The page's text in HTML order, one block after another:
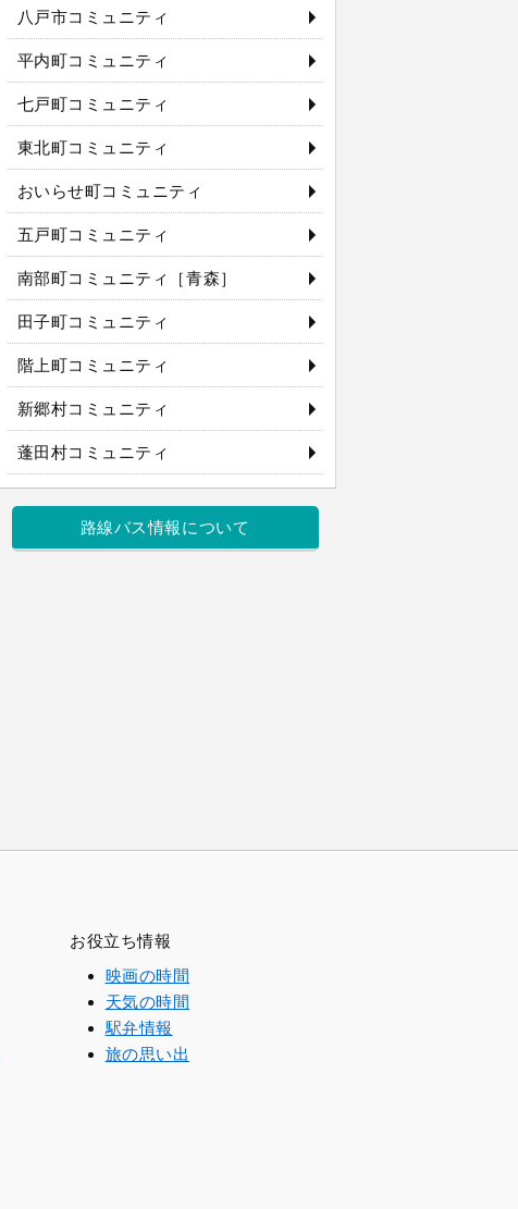
八戸市コミュニティ
平内町コミュニティ
七戸町コミュニティ
東北町コミュニティ
おいらせ町コミュニティ
五戸町コミュニティ
南部町コミュニティ［青森］
田子町コミュニティ
階上町コミュニティ
新郷村コミュニティ
蓬田村コミュニティ
路線バス情報について
お役立ち情報
映画の時間
天気の時間
駅弁情報
旅の思い出